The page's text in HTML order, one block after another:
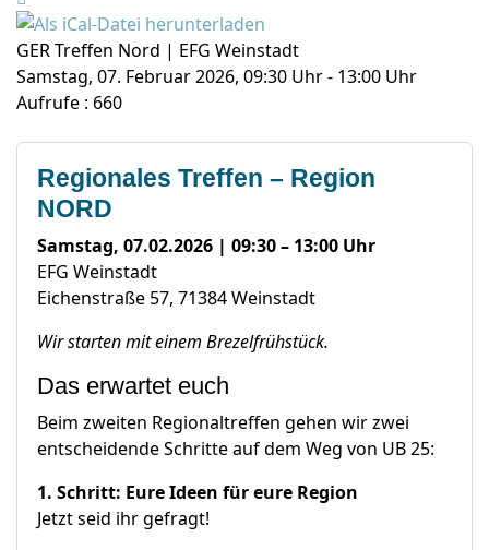
GER Treffen Nord | EFG Weinstadt
Samstag, 07. Februar 2026, 09:30 Uhr - 13:00 Uhr
Aufrufe : 660
Regionales Treffen – Region
NORD
Samstag, 07.02.2026 | 09:30 – 13:00 Uhr
EFG Weinstadt
Eichenstraße 57, 71384 Weinstadt
Wir starten mit einem Brezelfrühstück.
Das erwartet euch
Beim zweiten Regionaltreffen gehen wir zwei
entscheidende Schritte auf dem Weg von UB 25:
1. Schritt: Eure Ideen für eure Region
Jetzt seid ihr gefragt!